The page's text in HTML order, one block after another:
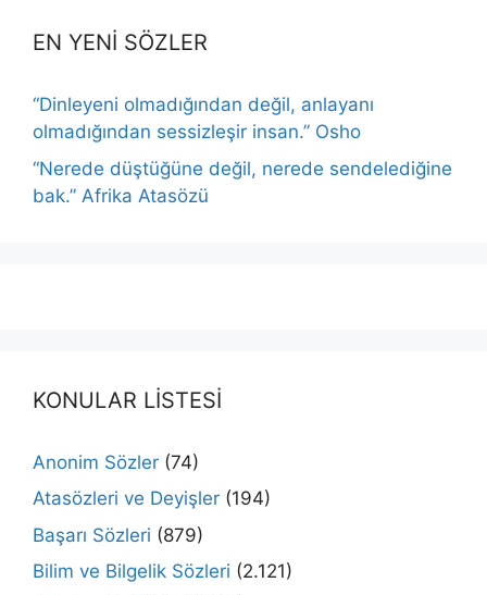
EN YENİ SÖZLER
“Dinleyeni olmadığından değil, anlayanı
olmadığından sessizleşir insan.” Osho
“Nerede düştüğüne değil, nerede sendelediğine
bak.” Afrika Atasözü
KONULAR LİSTESİ
Anonim Sözler (74)
Atasözleri ve Deyişler (194)
Başarı Sözleri (879)
Bilim ve Bilgelik Sözleri (2.121)